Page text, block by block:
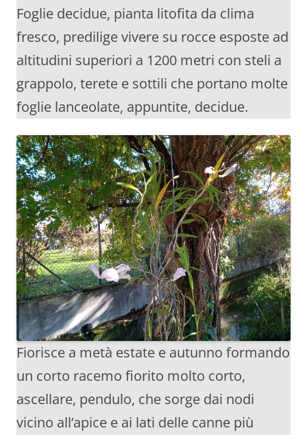
Foglie decidue, pianta litofita da clima
fresco, predilige vivere su rocce esposte ad
altitudini superiori a 1200 metri con steli a
grappolo, terete e sottili che portano molte
foglie lanceolate, appuntite, decidue.
Fiorisce a metà estate e autunno formando
un corto racemo fiorito molto corto,
ascellare, pendulo, che sorge dai nodi
vicino all’apice e ai lati delle canne più